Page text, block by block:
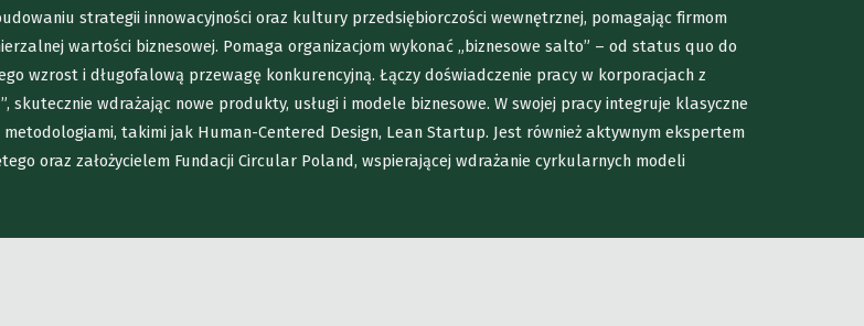
strategii innowacyjności oraz kultury przedsiębiorczości wewnętrznej, pomagając firmom
wartości biznesowej. Pomaga organizacjom wykonać „biznesowe salto” – od status quo do
wzrost i długofalową przewagę konkurencyjną. Łączy doświadczenie pracy w korporacjach z
skutecznie wdrażając nowe produkty, usługi i modele biznesowe. W swojej pracy integruje klasyczne
takimi jak Human-Centered Design, Lean Startup. Jest również aktywnym ekspertem
oraz założycielem Fundacji Circular Poland, wspierającej wdrażanie cyrkularnych modeli